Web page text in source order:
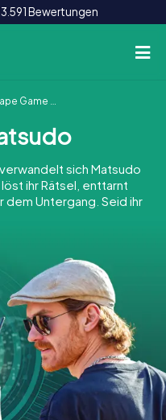
Bewertungen
CH
DE
UK
IE
Game Matsudo
sich Matsudo
ihr Rätsel, enttarnt
Untergang. Seid ihr